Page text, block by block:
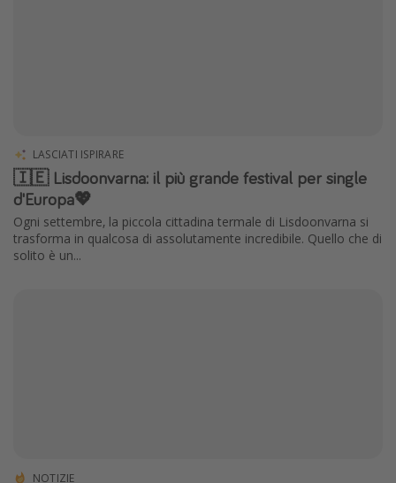
LASCIATI ISPIRARE
🇮🇪 Lisdoonvarna: il più grande festival per single
d'Europa💖
Ogni settembre, la piccola cittadina termale di Lisdoonvarna si
trasforma in qualcosa di assolutamente incredibile. Quello che di
solito è un...
NOTIZIE